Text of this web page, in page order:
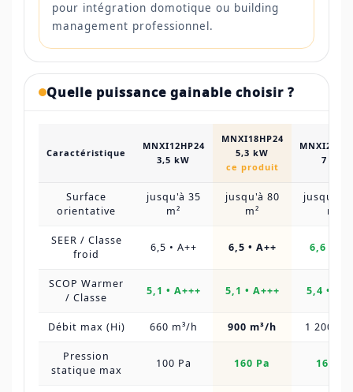
pour intégration domotique ou building
management professionnel.
Quelle puissance gainable choisir ?
Caractéristique
MNXI12HP24
3,5 kW
MNXI18HP24
5,3 kW
ce produit
7 kW
Surface
orientative
jusqu'à 35
m²
jusqu'à 80
m²
jusqu'à
m²
SEER / Classe
froid
6,5 • A++ 6,5 • A++ 6,6 •
SCOP Warmer
/ Classe
5,1 • A+++ 5,1 • A+++ 5,4 •
Débit max (Hi) 660 m³/h 900 m³/h 1 200
Pression
statique max
100 Pa 160 Pa 160 Pa